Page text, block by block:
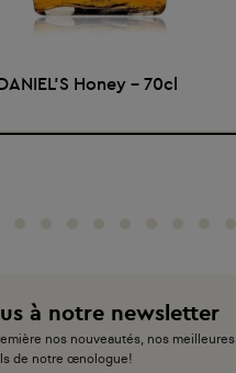
AJOUTER AU PANIER
Honey - 70cl
à notre newsletter
nos nouveautés, nos meilleures
de notre œnologue!